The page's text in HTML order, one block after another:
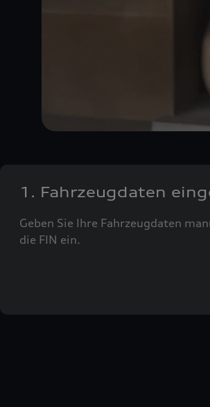
1. Fahrzeugdaten
Geben Sie Ihre Fahrzeugdaten
die FIN ein.